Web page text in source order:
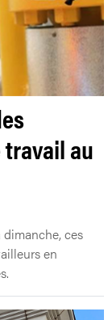
travail au
ces
en